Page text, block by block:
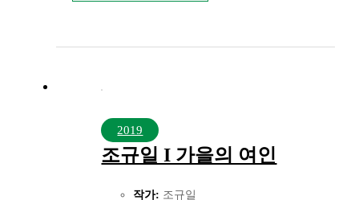
2019
조규일 I 가을의 여인
작가: 조규일